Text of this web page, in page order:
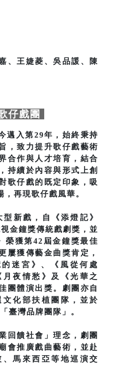
、王婕菱、吳品諼、陳
仔戲團
邁入第29年，始終秉持
，致力提升歌仔戲藝術
合作與人才培育，結合
持續於內容與形式上創
歌仔戲的既定印象，吸
再現歌仔戲風華。
新戲，自《添燈記》
金鐘獎傳統戲劇獎，並
榮獲第42屆金鐘獎最佳
屢獲傳藝金曲獎肯定，
迷宮》、《風從何處
夜情愁》及《光華之
團體演出獎。劇團亦自
化部扶植團隊，並於
臺灣品牌團隊」。
回饋社會」理念，劇團
會推廣戲曲藝術，並赴
馬來西亞等地巡演交